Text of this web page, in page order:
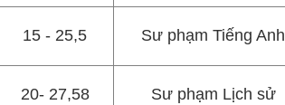
15 - 25,5 Sư phạm Tiếng Anh
20- 27,58 Sư phạm Lịch sử